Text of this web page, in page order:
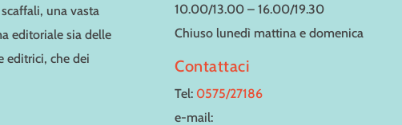
una vasta
editoriale sia delle
editrici, che dei
10.00/13.00 – 16.00/19.30
Chiuso lunedì mattina e domenica
Contattaci
Tel: 0575/27186
e-mail: